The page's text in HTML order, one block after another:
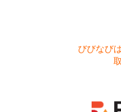
びびなび